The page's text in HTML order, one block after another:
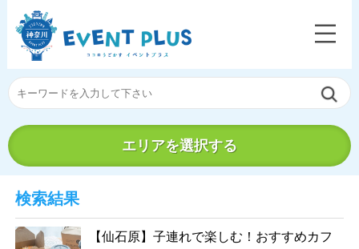
エリアを選択する
検索結果
【仙石原】子連れで楽しむ！おすすめカフ